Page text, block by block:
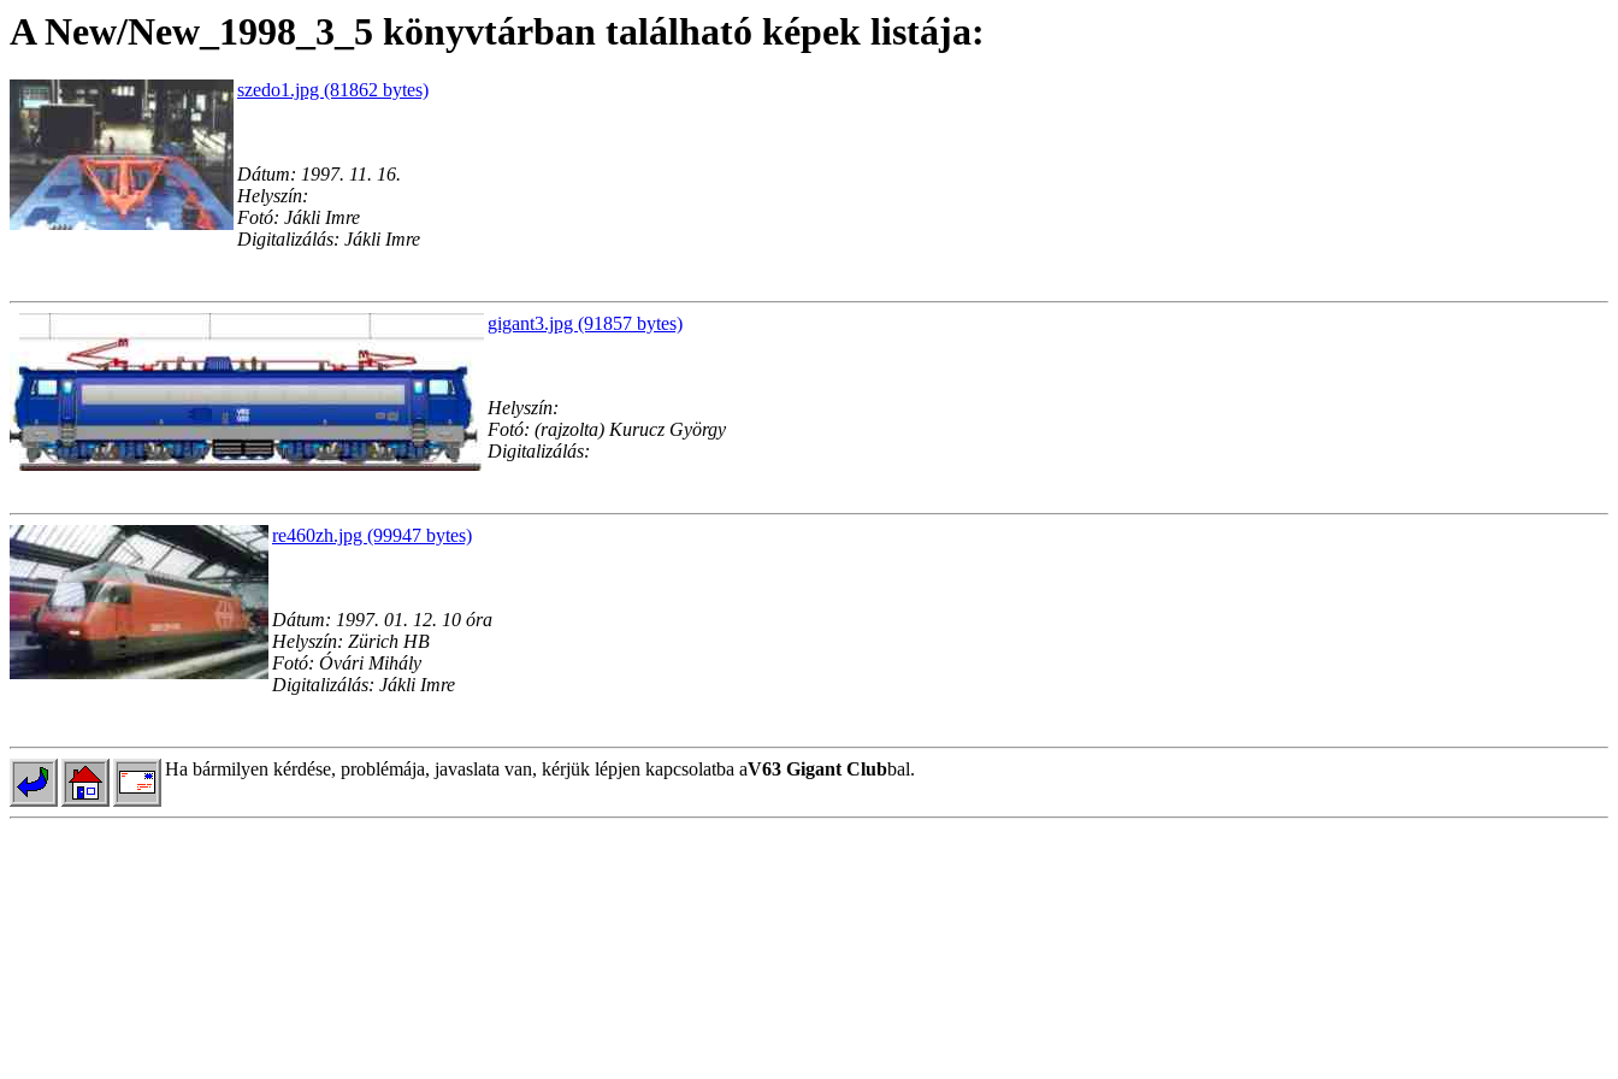
A New/New_1998_3_5 könyvtárban található képek listája:
szedo1.jpg (81862 bytes)
Dátum: 1997. 11. 16.
Helyszín:
Fotó: Jákli Imre
Digitalizálás: Jákli Imre
gigant3.jpg (91857 bytes)
Helyszín:
Fotó: (rajzolta) Kurucz György
Digitalizálás:
re460zh.jpg (99947 bytes)
Dátum: 1997. 01. 12. 10 óra
Helyszín: Zürich HB
Fotó: Óvári Mihály
Digitalizálás: Jákli Imre
Ha bármilyen kérdése, problémája, javaslata van, kérjük lépjen kapcsolatba aV63 Gigant Clubbal.